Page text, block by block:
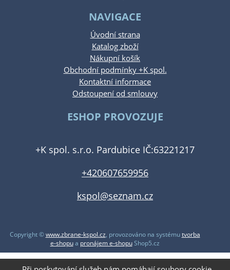
NAVIGACE
Úvodní strana
Katalog zboží
Nákupní košík
Obchodní podmínky +K spol.
Kontaktní informace
Odstoupení od smlouvy
ESHOP PROVOZUJE
+K spol. s.r.o. Pardubice IČ:63221217
+420607659956
kspol@seznam.cz
Copyright ©www.zbrane-kspol.cz, provozováno na systémutvorba
e-shopua pronájem e-shopuShop5.cz